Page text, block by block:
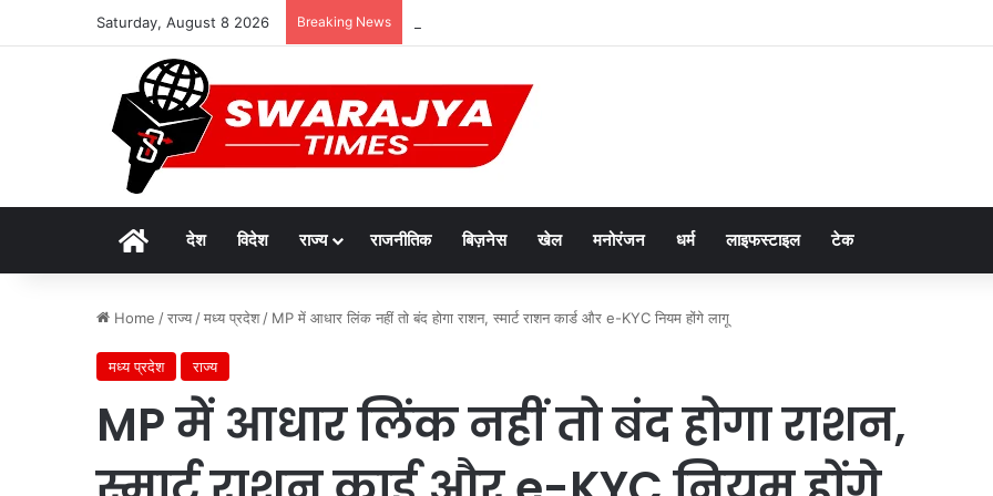
Saturday, August 8 2026 Breaking News
Homeदेश विदेश राज्य राजनीतिक बिज़नेस खेल मनोरंजन धर्म लाइफस्टाइल टेक
Home /राज्य /मध्य प्रदेश / MP में आधार लिंक नहीं तो बंद होगा राशन, स्मार्ट राशन कार्ड और e-KYC नियम होंगे लागू
मध्य प्रदेश राज्य
MP में आधार लिंक नहीं तो बंद होगा राशन,